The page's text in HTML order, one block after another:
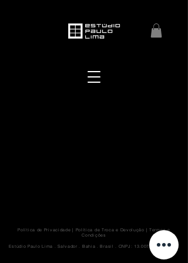
Política de Privacidade | Política de Troca e Devolução |Termos e
Condições
Estúdio Paulo Lima . Salvador . Bahia . Brasil . CNPJ: 13.007.777.0001-20